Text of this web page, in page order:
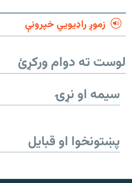
زموږ راډیويي خپرونې
لوست ته دوام ورکړئ
سیمه او نړۍ
پښتونخوا او قبایل